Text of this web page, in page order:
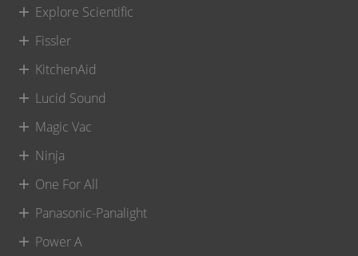
Explore Scientific
Fissler
KitchenAid
Lucid Sound
Magic Vac
Ninja
One For All
Panasonic-Panalight
Power A